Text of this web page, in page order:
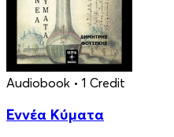
Audiobook • 1 Credit
Εννέα Κύματα